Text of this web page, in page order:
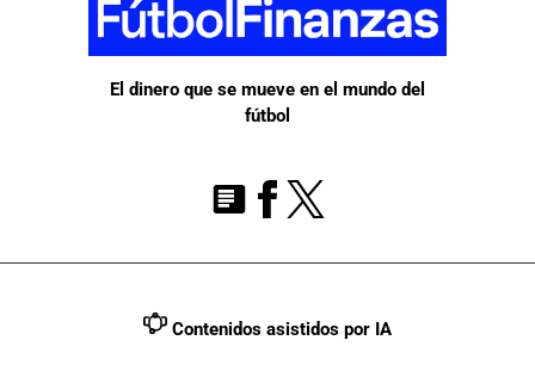
El dinero que se mueve en el mundo del
fútbol
Contenidos asistidos por IA